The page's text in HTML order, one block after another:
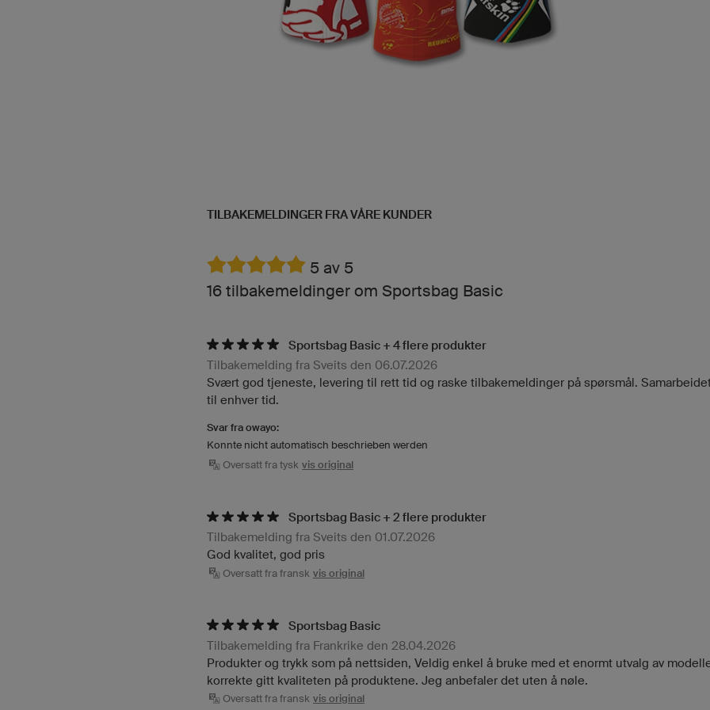
TILBAKEMELDINGER FRA VÅRE KUNDER
5 av 5
16 tilbakemeldinger om Sportsbag Basic
Sportsbag Basic + 4 flere produkter
Tilbakemelding fra Sveits den 06.07.2026
Svært god tjeneste, levering til rett tid og raske tilbakemeldinger på spørsmål.
til enhver tid.
Svar fra owayo:
Konnte nicht automatisch beschrieben werden
Oversatt fra tysk vis original
Sportsbag Basic + 2 flere produkter
Tilbakemelding fra Sveits den 01.07.2026
God kvalitet, god pris
Oversatt fra fransk vis original
Sportsbag Basic
Tilbakemelding fra Frankrike den 28.04.2026
Produkter og trykk som på nettsiden, Veldig enkel å bruke med et enormt utvalg av
korrekte gitt kvaliteten på produktene. Jeg anbefaler det uten å nøle.
Oversatt fra fransk vis original